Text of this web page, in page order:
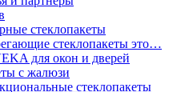
стеклопакеты
стеклопакеты это…
для окон и дверей
с жалюзи
стеклопакеты